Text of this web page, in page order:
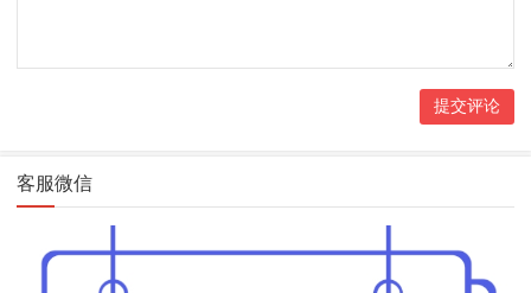
客服微信